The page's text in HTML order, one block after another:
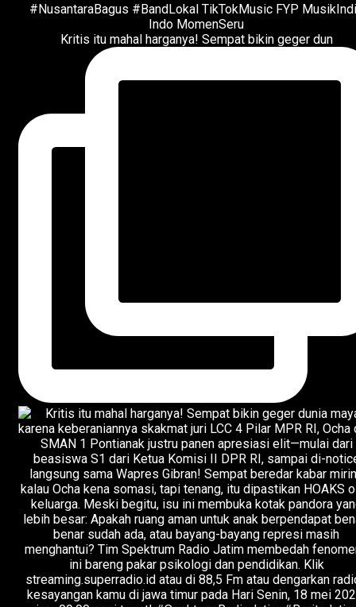
Kritis itu mahal harganya! Sempat bikin geger dun